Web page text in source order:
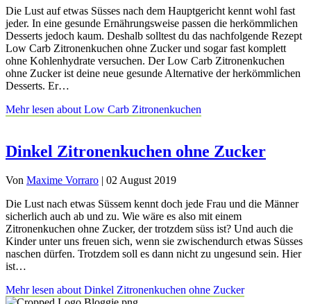
Die Lust auf etwas Süsses nach dem Hauptgericht kennt wohl fast
jeder. In eine gesunde Ernährungsweise passen die herkömmlichen
Desserts jedoch kaum. Deshalb solltest du das nachfolgende Rezept
Low Carb Zitronenkuchen ohne Zucker und sogar fast komplett
ohne Kohlenhydrate versuchen. Der Low Carb Zitronenkuchen
ohne Zucker ist deine neue gesunde Alternative der herkömmlichen
Desserts. Er…
Mehr lesen about Low Carb Zitronenkuchen
Dinkel Zitronenkuchen ohne Zucker
Von Maxime Vorraro | 02 August 2019
Die Lust nach etwas Süssem kennt doch jede Frau und die Männer
sicherlich auch ab und zu. Wie wäre es also mit einem
Zitronenkuchen ohne Zucker, der trotzdem süss ist? Und auch die
Kinder unter uns freuen sich, wenn sie zwischendurch etwas Süsses
naschen dürfen. Trotzdem soll es dann nicht zu ungesund sein. Hier
ist…
Mehr lesen about Dinkel Zitronenkuchen ohne Zucker